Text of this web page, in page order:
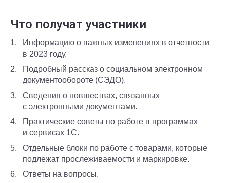
Что получат участники
Информацию о важных изменениях в отчетности
в 2023 году.
Подробный рассказ о социальном электронном
документообороте (СЭДО).
Сведения о новшествах, связанных
с электронными документами.
Практические советы по работе в программах
и сервисах 1С.
Отдельные блоки по работе с товарами, которые
подлежат прослеживаемости и маркировке.
Ответы на вопросы.